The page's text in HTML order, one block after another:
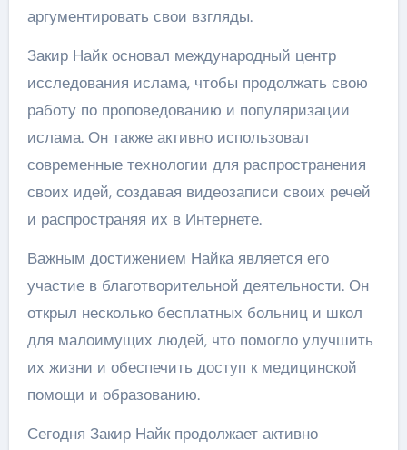
аргументировать свои взгляды.
Закир Найк основал международный центр
исследования ислама, чтобы продолжать свою
работу по проповедованию и популяризации
ислама. Он также активно использовал
современные технологии для распространения
своих идей, создавая видеозаписи своих речей
и распространяя их в Интернете.
Важным достижением Найка является его
участие в благотворительной деятельности. Он
открыл несколько бесплатных больниц и школ
для малоимущих людей, что помогло улучшить
их жизни и обеспечить доступ к медицинской
помощи и образованию.
Сегодня Закир Найк продолжает активно